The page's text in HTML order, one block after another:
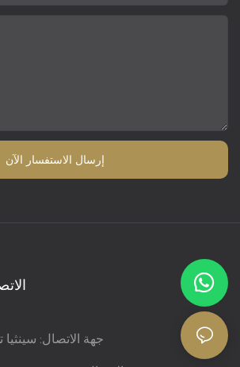
إرسال الاستفسار الآن
جهة الاتصال: سينثيا